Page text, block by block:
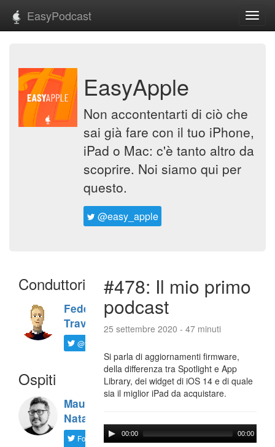
EasyPodcast
EasyApple
Non accontentarti di ciò che
sai già fare con il tuo iPhone,
iPad o Mac: c'è tanto altro da
scoprire. Noi siamo qui per
questo.
@easy_apple
Conduttori
Federico
Travaini
@ftrava
Ospiti
Maurizio
Natali
Follow
#478: Il mio primo
podcast
25 settembre 2020 - 47 minuti
Si parla di aggiornamenti firmware,
della differenza tra Spotlight e App
Library, dei widget di iOS 14 e di quale
sia il miglior iPad da acquistare.
00:00 00:00